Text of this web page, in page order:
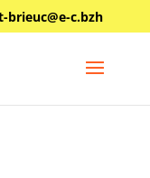
brieuc@e-c.bzh